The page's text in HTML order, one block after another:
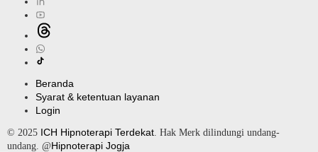
Beranda
Syarat & ketentuan layanan
Login
© 2025 ICH Hipnoterapi Terdekat . Hak Merk dilindungi undang-
undang. @Hipnoterapi Jogja